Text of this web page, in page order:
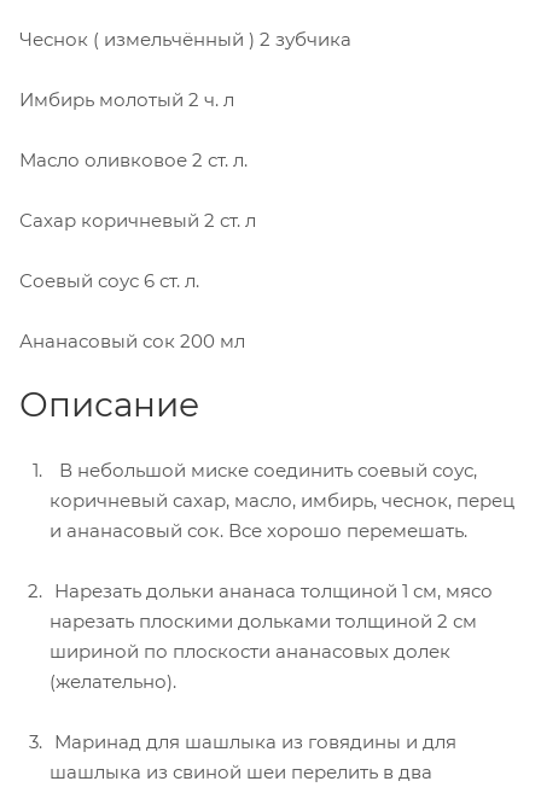
Описание
В небольшой миске соединить соевый соус,
коричневый сахар, масло, имбирь, чеснок, перец
и ананасовый сок. Все хорошо перемешать.
Нарезать дольки ананаса толщиной 1 см, мясо
нарезать плоскими дольками толщиной 2 см
шириной по плоскости ананасовых долек
(желательно).
Маринад для шашлыка из говядины и для
шашлыка из свиной шеи перелить в два
Чеснок ( измельчённый ) 2 зубчика
Имбирь молотый 2 ч. л
Масло оливковое 2 ст. л.
Сахар коричневый 2 ст. л
Соевый соус 6 ст. л.
Ананасовый сок 200 мл